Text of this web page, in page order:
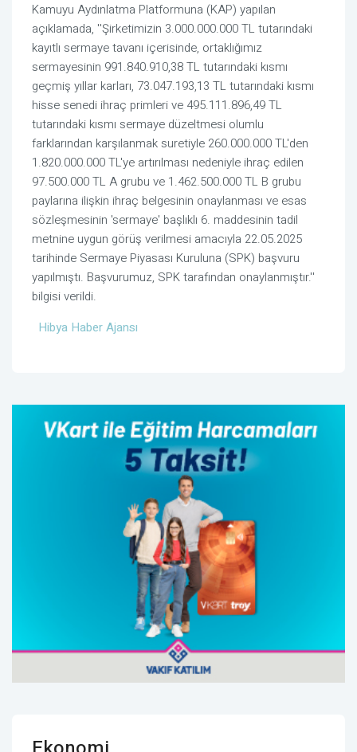
Kamuyu Aydınlatma Platformuna (KAP) yapılan
açıklamada, ''Şirketimizin 3.000.000.000 TL tutarındaki
kayıtlı sermaye tavanı içerisinde, ortaklığımız
sermayesinin 991.840.910,38 TL tutarındaki kısmı
geçmiş yıllar karları, 73.047.193,13 TL tutarındaki kısmı
hisse senedi ihraç primleri ve 495.111.896,49 TL
tutarındaki kısmı sermaye düzeltmesi olumlu
farklarından karşılanmak suretiyle 260.000.000 TL'den
1.820.000.000 TL'ye artırılması nedeniyle ihraç edilen
97.500.000 TL A grubu ve 1.462.500.000 TL B grubu
paylarına ilişkin ihraç belgesinin onaylanması ve esas
sözleşmesinin 'sermaye' başlıklı 6. maddesinin tadil
metnine uygun görüş verilmesi amacıyla 22.05.2025
tarihinde Sermaye Piyasası Kuruluna (SPK) başvuru
yapılmıştı. Başvurumuz, SPK tarafından onaylanmıştır.''
bilgisi verildi.
Hibya Haber Ajansı